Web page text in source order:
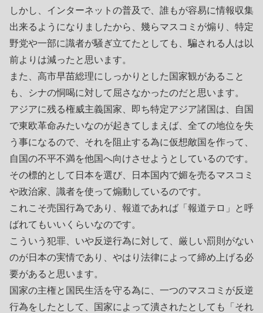
しかし、インターネットの普及で、誰もが容易に情報収集
出来るようになりましたから、幾らマスコミが煽り、特定
野党や一部に識者が騒ぎ立てたとしても、騙される人は以
前よりは減ったと思います。
また、高市早苗総理にしっかりとした国家観があること
も、シナの恫喝に対して屈さなかったのだと思います。
アジアに残る権威主義国家、即ち特定アジア諸国は、自国
で東欧革命みたいなのが起きてしまえば、全ての地位を失
う事になるので、それを阻止する為に仮想敵国を作って、
自国の不平不満を他国へ向けさせようとしているのです。
その標的として日本を選び、日本国内で媚を売るマスコミ
や政治家、識者を使って煽動しているのです。
これこそ売国行為であり、報道であれば「報道テロ」と呼
ばれてもいいくらいなのです。
こういう犯罪、いや反逆行為に対して、厳しい罰則がない
のが日本の実情であり、やはり法律によって締め上げる必
要があると思います。
国家の主権と国民生活を守る為に、一つのマスコミが反逆
行為をしたとして、国家によって潰されたとしても「それ